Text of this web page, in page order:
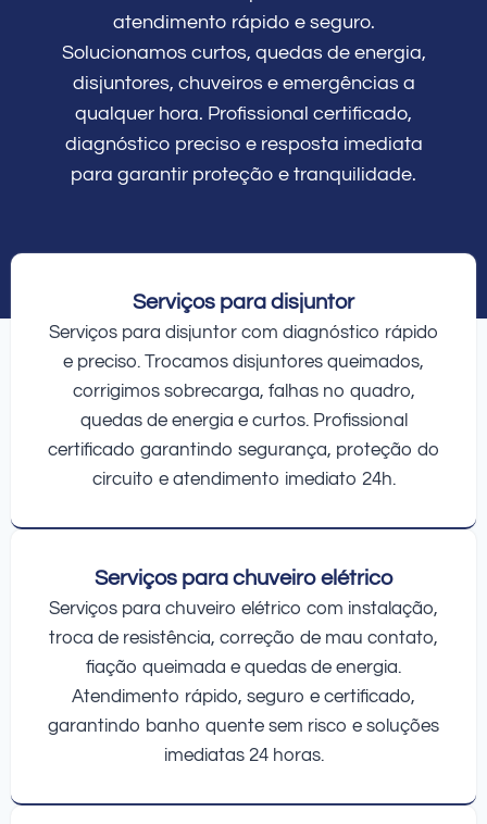
atendimento rápido e seguro.
Solucionamos curtos, quedas de energia,
disjuntores, chuveiros e emergências a
qualquer hora. Profissional certificado,
diagnóstico preciso e resposta imediata
para garantir proteção e tranquilidade.
Serviços para disjuntor
Serviços para disjuntor com diagnóstico rápido
e preciso. Trocamos disjuntores queimados,
corrigimos sobrecarga, falhas no quadro,
quedas de energia e curtos. Profissional
certificado garantindo segurança, proteção do
circuito e atendimento imediato 24h.
Serviços para chuveiro elétrico
Serviços para chuveiro elétrico com instalação,
troca de resistência, correção de mau contato,
fiação queimada e quedas de energia.
Atendimento rápido, seguro e certificado,
garantindo banho quente sem risco e soluções
imediatas 24 horas.